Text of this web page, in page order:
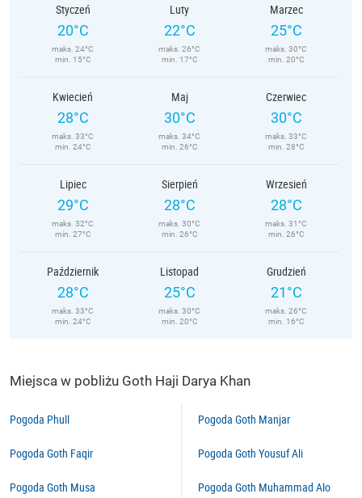
Styczeń
20°C
maks. 24°C
min. 15°C
Luty
22°C
maks. 26°C
min. 17°C
Marzec
25°C
maks. 30°C
min. 20°C
Kwiecień
28°C
maks. 33°C
min. 24°C
Maj
30°C
maks. 34°C
min. 26°C
Czerwiec
30°C
maks. 33°C
min. 28°C
Lipiec
29°C
maks. 32°C
min. 27°C
Sierpień
28°C
maks. 30°C
min. 26°C
Wrzesień
28°C
maks. 31°C
min. 26°C
Październik
28°C
maks. 33°C
min. 24°C
Listopad
25°C
maks. 30°C
min. 20°C
Grudzień
21°C
maks. 26°C
min. 16°C
Miejsca w pobliżu Goth Haji Darya Khan
Pogoda Phull
Pogoda Goth Faqir
Pogoda Goth Musa
Pogoda Goth Manjar
Pogoda Goth Yousuf Ali
Pogoda Goth Muhammad Alo